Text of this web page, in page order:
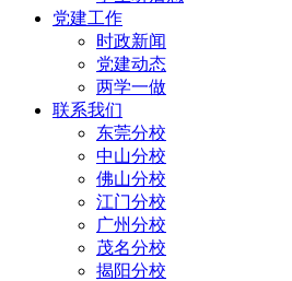
党建工作
时政新闻
党建动态
两学一做
联系我们
东莞分校
中山分校
佛山分校
江门分校
广州分校
茂名分校
揭阳分校